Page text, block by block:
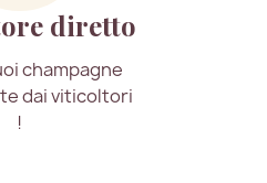
diretto
champagne
dai viticoltori
!